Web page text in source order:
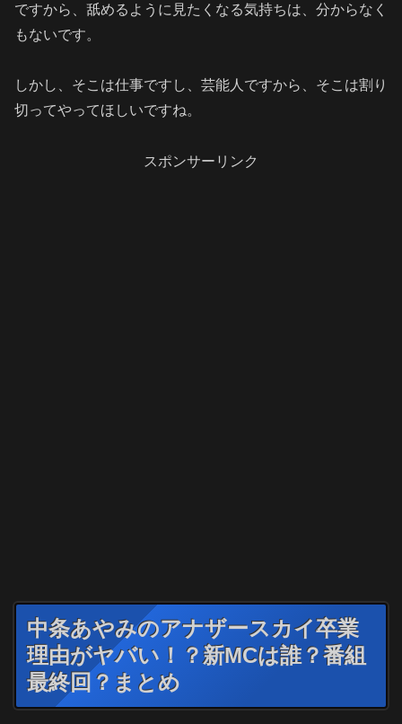
ですから、舐めるように見たくなる気持ちは、分からなく
もないです。
しかし、そこは仕事ですし、芸能人ですから、そこは割り
切ってやってほしいですね。
スポンサーリンク
中条あやみのアナザースカイ卒業
理由がヤバい！？新MCは誰？番組
最終回？まとめ